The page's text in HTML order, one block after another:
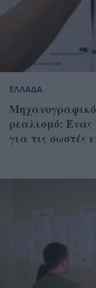
ΕΛΛΑΔΑ
ρεαλισμό: Ένας
για τις σωστές